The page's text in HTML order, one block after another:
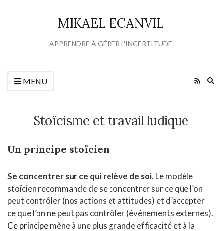
MIKAEL ECANVIL
APPRENDRE À GÉRER L'INCERTITUDE
MENU
Stoïcisme et travail ludique
Un principe stoïcien
Se concentrer sur ce qui relève de soi. Le modèle
stoïcien recommande de se concentrer sur ce que l’on
peut contrôler (nos actions et attitudes) et d’accepter
ce que l’on ne peut pas contrôler (événements externes).
Ce principemène à une plus grande efficacité et à la